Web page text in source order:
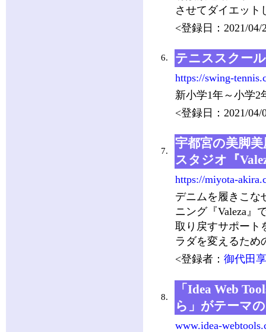
させてダイエット
<登録日：2021/04/
6. テニススクー
https://swing-
新小学1年～小学2
<登録日：2021/04/
7.
宇都宮の美脚
スタジオ『
https://miyota-
デニムを履きこな
ニング『Valeza』
取り戻すサポート
ラダを変えるため
<登録者： 御代田享
8.
「Idea Web
ら」がテーマ
www.idea-